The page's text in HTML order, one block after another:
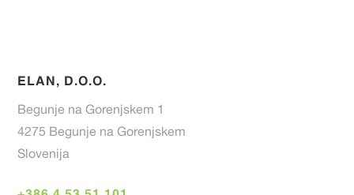
ELAN, D.O.O.
Begunje na Gorenjskem 1
4275 Begunje na Gorenjskem
Slovenija